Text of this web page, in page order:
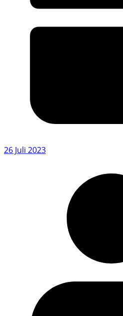
26 Juli 2023